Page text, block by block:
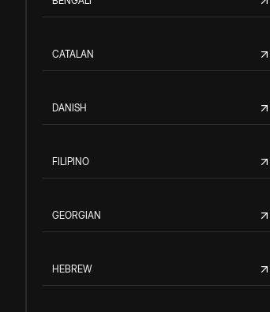
CATALAN
DANISH
FILIPINO
GEORGIAN
HEBREW